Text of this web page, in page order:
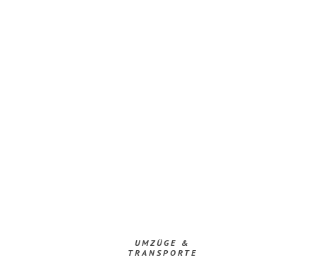
UMZÜGE &
TRANSPORTE